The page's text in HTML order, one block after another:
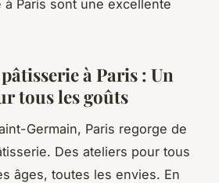
Paris sont une excellente
à Paris : Un
tous les goûts
Germain, Paris regorge de
Des ateliers pour tous
âges, toutes les envies. En